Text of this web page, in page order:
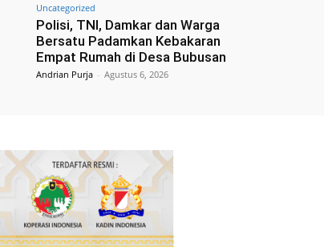
Uncategorized
Polisi, TNI, Damkar dan Warga
Bersatu Padamkan Kebakaran
Empat Rumah di Desa Bubusan
Andrian Purja - Agustus 6, 2026